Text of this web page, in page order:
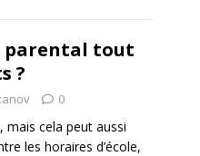
parental tout
?
0
mais cela peut aussi
les horaires d’école,